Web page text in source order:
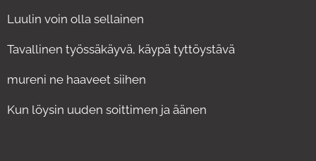
Luulin voin olla sellainen
Tavallinen työssäkäyvä, käypä tyttöystävä
mureni ne haaveet siihen
Kun löysin uuden soittimen ja äänen